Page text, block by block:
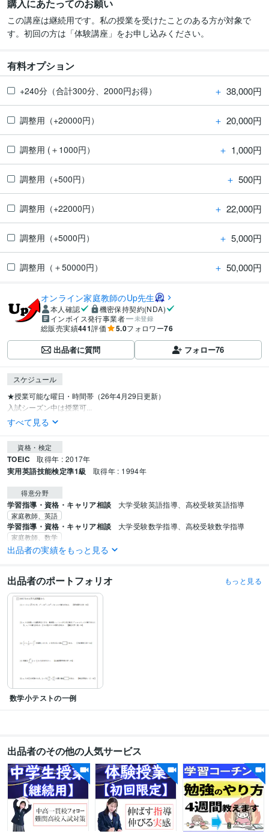
購入にあたってのお願い
この講座は継続用です。私の授業を受けたことのある方が対象で
有料オプション
+240分（合計300分、2000円お得） ＋ 38,000円
調整用（+20000円） ＋ 20,000円
調整用 (＋1000円） ＋ 1,000円
調整用（+500円） ＋ 500円
調整用（+22000円） ＋ 22,000円
調整用（+5000円） ＋ 5,000円
調整用（＋50000円） ＋ 50,000円
オンライン家庭教師のUp先生
本人確認
機密保持契約(NDA)
インボイス発行事業者
未登録
総販売実績441評価 5.0フォロワー76
出品者に質問 フォロー76
スケジュール
★授業可能な曜日・時間帯（26年4月29日更新）
入試シーズン中は授業可...
すべて見る
資格・検定
TOEIC 取得年 : 2017年
実用英語技能検定準1級 取得年 : 1994年
得意分野
学習指導・資格・キャリア相談 大学受験英語指導、高校受験英語指導
家庭教師、英語
学習指導・資格・キャリア相談 大学受験数学指導、高校受験数学指導
家庭教師、数学
語学力
出品者の実績をもっと見る
出品者のポートフォリオ もっと見る
数学小テストの一例
出品者のその他の人気サービス